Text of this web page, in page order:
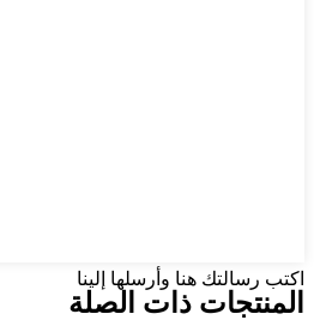
اكتب رسالتك هنا وأرسلها إلينا
المنتجات ذات الصلة